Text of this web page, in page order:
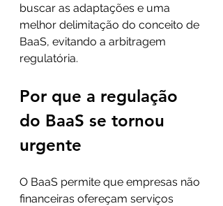
buscar as adaptações e uma
melhor delimitação do conceito de
BaaS, evitando a arbitragem
regulatória.
Por que a regulação
do BaaS se tornou
urgente
O BaaS permite que empresas não
financeiras ofereçam serviços